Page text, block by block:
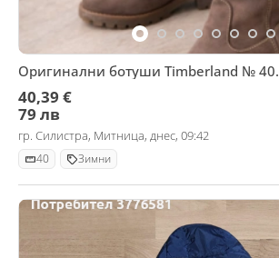
Оригинални ботуши Timberland № 40.
40,39 €
79 лв
гр. Силистра, Митница, днес, 09:42
40 Зимни